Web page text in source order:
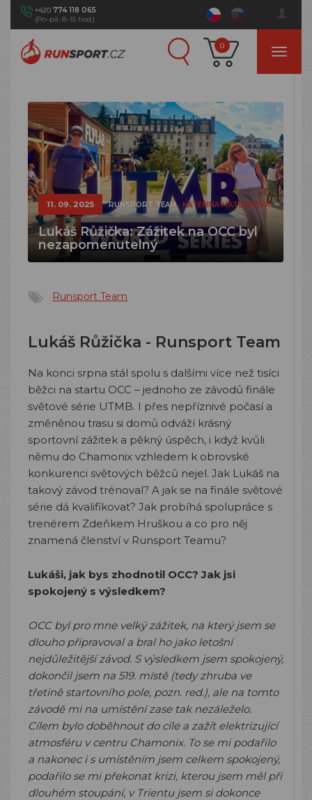
+420 774 118 065
(Po–pá: 8–15 hod.)
0
11. 09. 2025 RUNSPORT TEAM KATEŘINA MATRASOVÁ
Lukáš Růžička: Zážitek na OCC byl
nezapomenutelný
Runsport Team
Lukáš Růžička - Runsport Team
Na konci srpna stál spolu s dalšími více než tisíci
běžci na startu OCC – jednoho ze závodů finále
světové série UTMB. I přes nepříznivé počasí a
změněnou trasu si domů odváží krásný
sportovní zážitek a pěkný úspěch, i když kvůli
němu do Chamonix vzhledem k obrovské
konkurenci světových běžců nejel. Jak Lukáš na
takový závod trénoval? A jak se na finále světové
série dá kvalifikovat? Jak probíhá spolupráce s
trenérem Zdeňkem Hruškou a co pro něj
znamená členství v Runsport Teamu?
Lukáši, jak bys zhodnotil OCC? Jak jsi
spokojený s výsledkem?
OCC byl pro mne velký zážitek, na který jsem se
dlouho připravoval a bral ho jako letošní
nejdůležitější závod. S výsledkem jsem spokojený,
dokončil jsem na 519. místě (tedy zhruba ve
třetině startovního pole, pozn. red.), ale na tomto
závodě mi na umístění zase tak nezáleželo.
Cílem bylo doběhnout do cíle a zažít elektrizující
atmosféru v centru Chamonix. To se mi podařilo
a nakonec i s umístěním jsem celkem spokojený,
podařilo se mi překonat krizi, kterou jsem měl při
dlouhém stoupání, v Trientu jsem si dokonce